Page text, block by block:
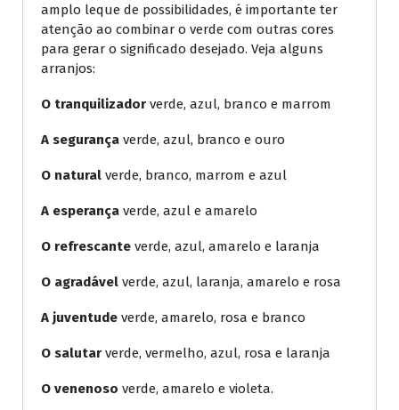
amplo leque de possibilidades, é importante ter
atenção ao combinar o verde com outras cores
para gerar o significado desejado. Veja alguns
arranjos:
O tranquilizador verde, azul, branco e marrom
A segurança verde, azul, branco e ouro
O natural verde, branco, marrom e azul
A esperança verde, azul e amarelo
O refrescante verde, azul, amarelo e laranja
O agradável verde, azul, laranja, amarelo e rosa
A juventude verde, amarelo, rosa e branco
O salutar verde, vermelho, azul, rosa e laranja
O venenoso verde, amarelo e violeta.